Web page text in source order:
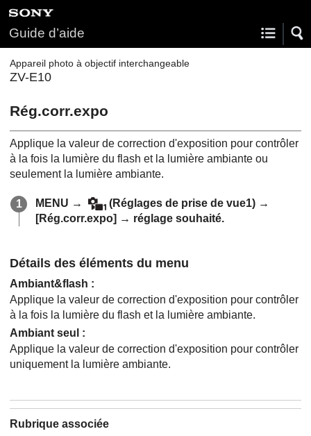
Guide d’aide
Appareil photo à objectif interchangeable
ZV-E10
Rég.corr.expo
Applique la valeur de correction d'exposition pour contrôler
à la fois la lumière du flash et la lumière ambiante ou
seulement la lumière ambiante.
MENU → (Réglages de prise de vue1) →
[Rég.corr.expo] → réglage souhaité.
Détails des éléments du menu
Ambiant&flash :
Applique la valeur de correction d'exposition pour contrôler
à la fois la lumière du flash et la lumière ambiante.
Ambiant seul :
Applique la valeur de correction d'exposition pour contrôler
uniquement la lumière ambiante.
Rubrique associée